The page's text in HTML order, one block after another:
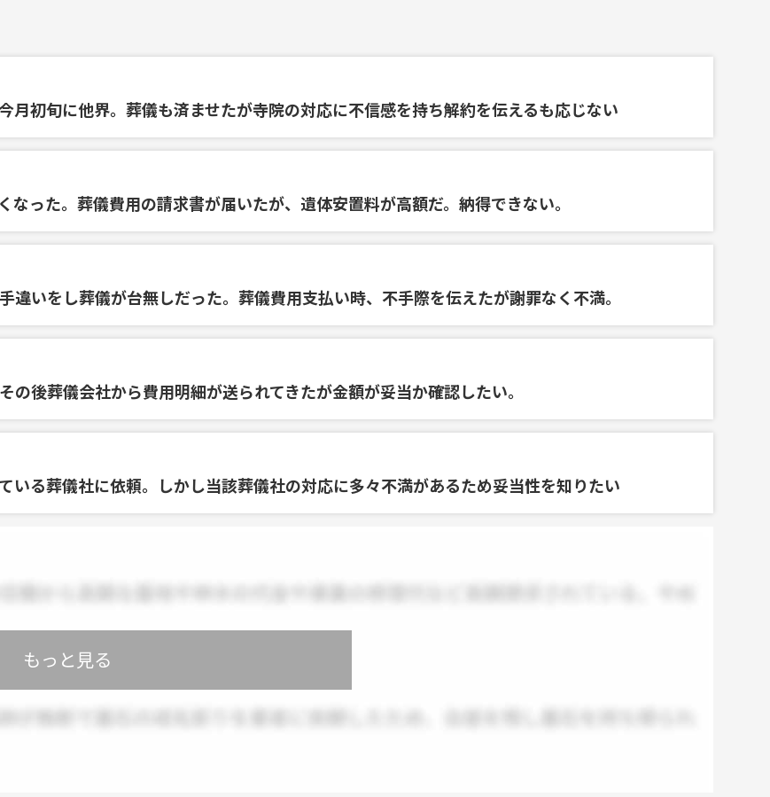
月初旬に他界。葬儀も済ませたが寺院の対応に不信感を持ち解約を伝えるも応じない
なった。葬儀費用の請求書が届いたが、遺体安置料が高額だ。納得できない。
いをし葬儀が台無しだった。葬儀費用支払い時、不手際を伝えたが謝罪なく不満。
後葬儀会社から費用明細が送られてきたが金額が妥当か確認したい。
いる葬儀社に依頼。しかし当該葬儀社の対応に多々不満があるため妥当性を知りたい
もっと見る